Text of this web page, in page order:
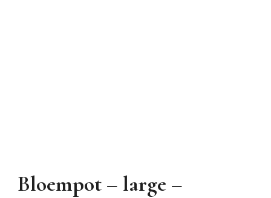
Bloempot – large –